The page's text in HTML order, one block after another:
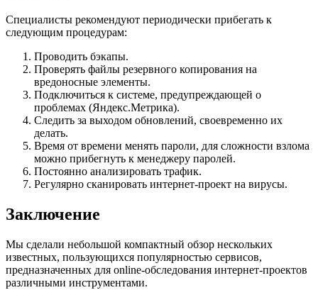
Специалисты рекомендуют периодически прибегать к
следующим процедурам:
Проводить бэкапы.
Проверять файлы резервного копирования на
вредоносные элементы.
Подключиться к системе, предупреждающей о
проблемах (Яндекс.Метрика).
Следить за выходом обновлений, своевременно их
делать.
Время от времени менять пароли, для сложности взлома
можно прибегнуть к менеджеру паролей.
Постоянно анализировать трафик.
Регулярно сканировать интернет-проект на вирусы.
Заключение
Мы сделали небольшой компактный обзор нескольких
известных, пользующихся популярностью сервисов,
предназначенных для online-обследования интернет-проектов
различными инструментами.